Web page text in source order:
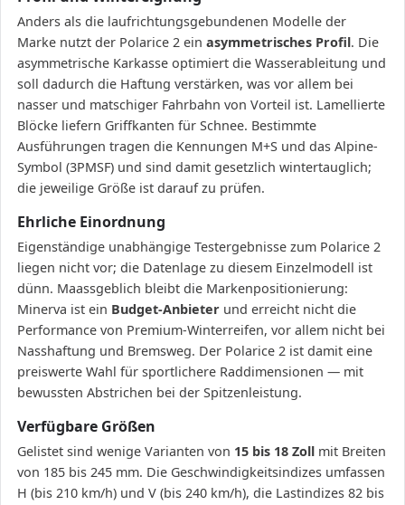
Anders als die laufrichtungsgebundenen Modelle der
Marke nutzt der Polarice 2 ein asymmetrisches Profil. Die
asymmetrische Karkasse optimiert die Wasserableitung und
soll dadurch die Haftung verstärken, was vor allem bei
nasser und matschiger Fahrbahn von Vorteil ist. Lamellierte
Blöcke liefern Griffkanten für Schnee. Bestimmte
Ausführungen tragen die Kennungen M+S und das Alpine-
Symbol (3PMSF) und sind damit gesetzlich wintertauglich;
die jeweilige Größe ist darauf zu prüfen.
Ehrliche Einordnung
Eigenständige unabhängige Testergebnisse zum Polarice 2
liegen nicht vor; die Datenlage zu diesem Einzelmodell ist
dünn. Maassgeblich bleibt die Markenpositionierung:
Minerva ist ein Budget-Anbieter und erreicht nicht die
Performance von Premium-Winterreifen, vor allem nicht bei
Nasshaftung und Bremsweg. Der Polarice 2 ist damit eine
preiswerte Wahl für sportlichere Raddimensionen — mit
bewussten Abstrichen bei der Spitzenleistung.
Verfügbare Größen
Gelistet sind wenige Varianten von 15 bis 18 Zoll mit Breiten
von 185 bis 245 mm. Die Geschwindigkeitsindizes umfassen
H (bis 210 km/h) und V (bis 240 km/h), die Lastindizes 82 bis